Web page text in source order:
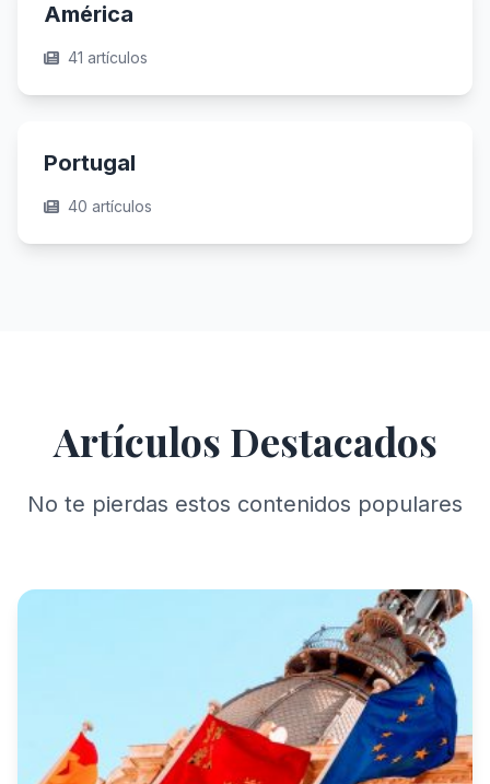
América
41 artículos
Portugal
40 artículos
Artículos Destacados
No te pierdas estos contenidos populares